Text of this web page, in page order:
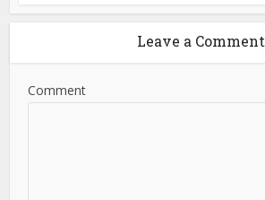
Leave a Comment
Comment